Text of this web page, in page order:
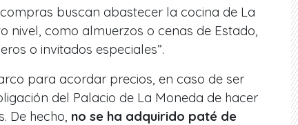
buscan abastecer la cocina de La
nivel, como almuerzos o cenas de Estado,
o invitados especiales”.
para acordar precios, en caso de ser
del Palacio de La Moneda de hacer
De hecho, no se ha adquirido paté de